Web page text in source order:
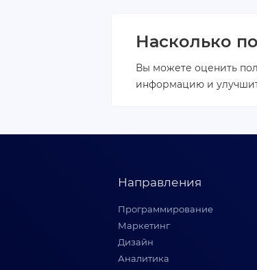
Насколько
Вы можете оценить
информацию и
Направления
Программирование
Маркетинг
Дизайн
Аналитика